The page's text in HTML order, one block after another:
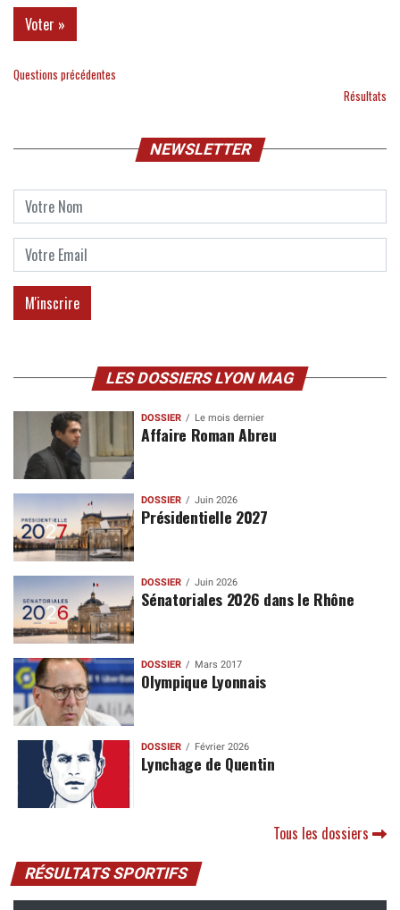
Questions précédentes
Résultats
NEWSLETTER
LES DOSSIERS LYON MAG
DOSSIER Le mois dernier
Affaire Roman Abreu
DOSSIER Juin 2026
Présidentielle 2027
DOSSIER Juin 2026
Sénatoriales 2026 dans le Rhône
DOSSIER Mars 2017
Olympique Lyonnais
DOSSIER Février 2026
Lynchage de Quentin
Tous les dossiers
RÉSULTATS SPORTIFS